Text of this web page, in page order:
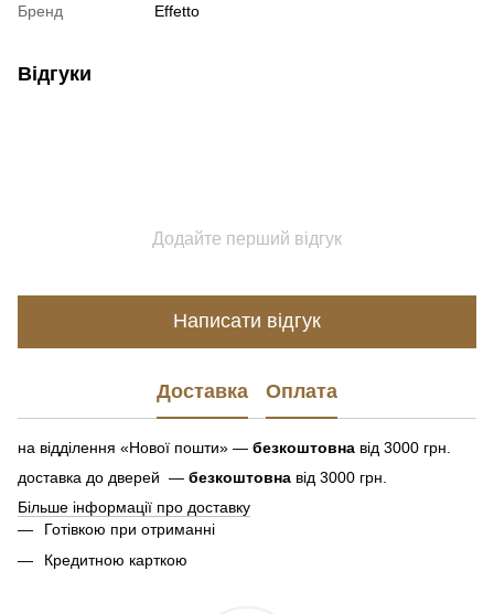
Бренд
Effetto
Відгуки
Додайте перший відгук
Написати відгук
Доставка Оплата
на відділення «Нової пошти» — безкоштовна від 3000 грн.
доставка до дверей — безкоштовна від 3000 грн.
Більше інформації про доставку
Готівкою при отриманні
Кредитною карткою